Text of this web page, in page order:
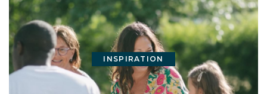
INSPIRATION